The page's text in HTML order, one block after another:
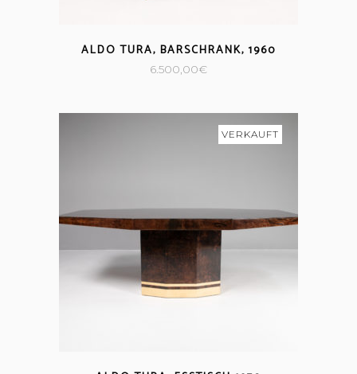
ALDO TURA, BARSCHRANK, 1960
6.500,00€
VERKAUFT